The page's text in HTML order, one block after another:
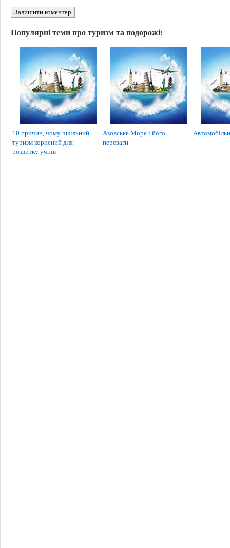
Залишити коментар
Популярні теми про туризм та подорожі:
10 причин, чому шкільний
туризм корисний для
розвитку учнів
Азовське Море і його
переваги